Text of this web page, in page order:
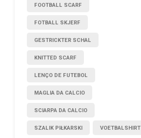
FOOTBALL SCARF
FOTBALL SKJERF
GESTRICKTER SCHAL
KNITTED SCARF
LENÇO DE FUTEBOL
MAGLIA DA CALCIO
SCIARPA DA CALCIO
SZALIK PIŁKARSKI VOETBALSHIRT